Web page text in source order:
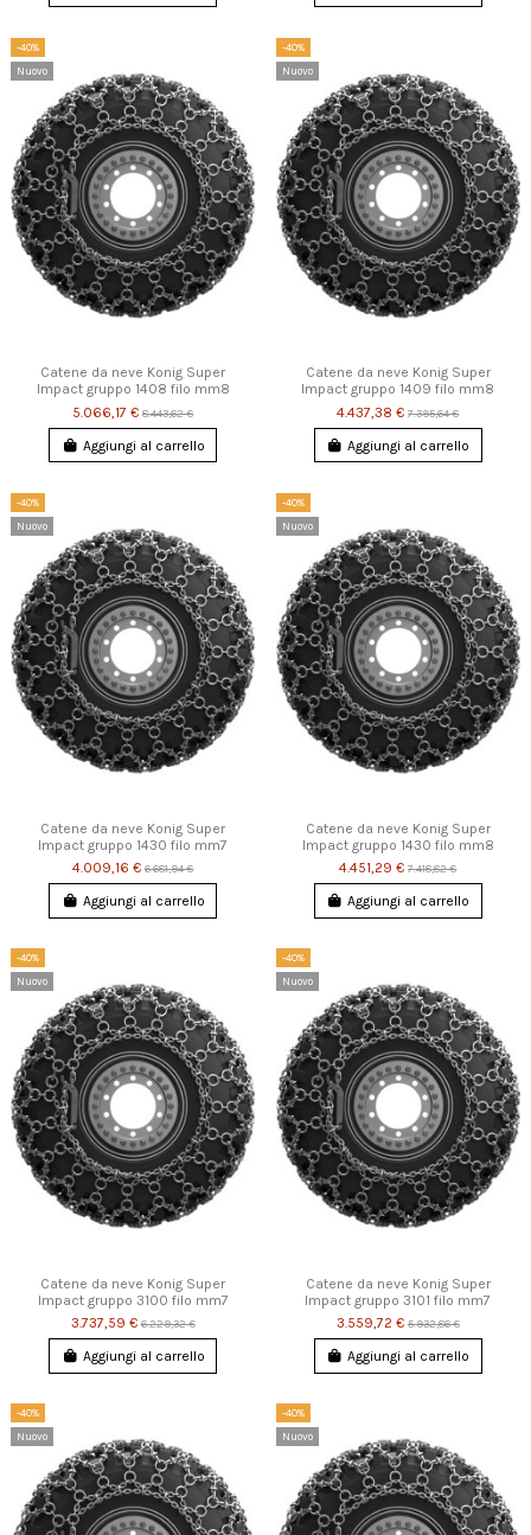
-40%
Nuovo
Catene da neve Konig Super
Impact gruppo 1408 filo mm8
5.066,17 €8.443,62 €
Aggiungi al carrello
-40%
Nuovo
Catene da neve Konig Super
Impact gruppo 1409 filo mm8
4.437,38 €7.395,64 €
Aggiungi al carrello
-40%
Nuovo
Catene da neve Konig Super
Impact gruppo 1430 filo mm7
4.009,16 €6.681,94 €
Aggiungi al carrello
-40%
Nuovo
Catene da neve Konig Super
Impact gruppo 1430 filo mm8
4.451,29 €7.418,82 €
Aggiungi al carrello
-40%
Nuovo
Catene da neve Konig Super
Impact gruppo 3100 filo mm7
3.737,59 €6.229,32 €
Aggiungi al carrello
-40%
Nuovo
Catene da neve Konig Super
Impact gruppo 3101 filo mm7
3.559,72 €5.932,86 €
Aggiungi al carrello
-40%
Nuovo
-40%
Nuovo